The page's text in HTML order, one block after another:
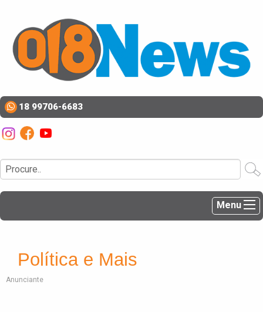
18 99706-6683
Menu
Política e Mais
Anunciante